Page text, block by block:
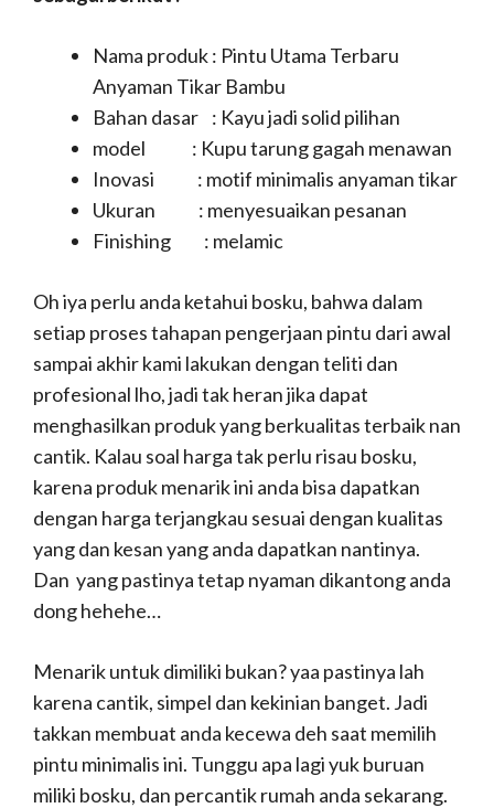
Nama produk : Pintu Utama Terbaru
Anyaman Tikar Bambu
Bahan dasar : Kayu jadi solid pilihan
model : Kupu tarung gagah menawan
Inovasi : motif minimalis anyaman tikar
Ukuran : menyesuaikan pesanan
Finishing : melamic
Oh iya perlu anda ketahui bosku, bahwa dalam
setiap proses tahapan pengerjaan pintu dari awal
sampai akhir kami lakukan dengan teliti dan
profesional lho, jadi tak heran jika dapat
menghasilkan produk yang berkualitas terbaik nan
cantik. Kalau soal harga tak perlu risau bosku,
karena produk menarik ini anda bisa dapatkan
dengan harga terjangkau sesuai dengan kualitas
yang dan kesan yang anda dapatkan nantinya.
Dan yang pastinya tetap nyaman dikantong anda
dong hehehe…
Menarik untuk dimiliki bukan? yaa pastinya lah
karena cantik, simpel dan kekinian banget. Jadi
takkan membuat anda kecewa deh saat memilih
pintu minimalis ini. Tunggu apa lagi yuk buruan
miliki bosku, dan percantik rumah anda sekarang.